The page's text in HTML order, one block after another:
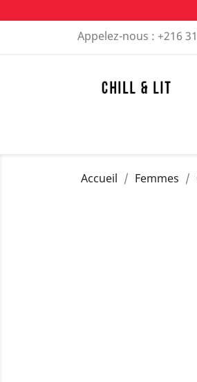
Appelez-nous : +216
Accueil Femmes